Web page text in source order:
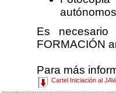
Es
FORMACIÓN
Para más
Cartel Iniciación al